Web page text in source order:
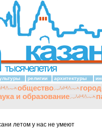
религии архитектуры
общество
и образование
летом у нас не умеют